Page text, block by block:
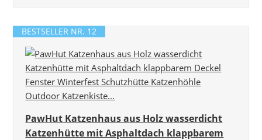
BESTSELLER NR. 12
PawHut Katzenhaus aus Holz wasserdicht
Katzenhütte mit Asphaltdach klappbarem